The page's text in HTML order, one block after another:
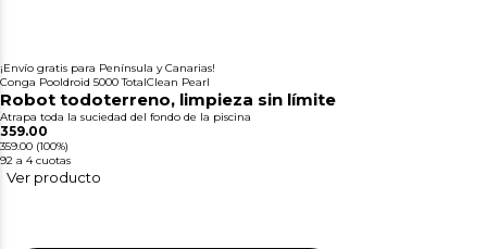
¡Envío gratis para Península y Canarias!
Conga Pooldroid 5000 TotalClean Pearl
Robot todoterreno, limpieza sin límite
Atrapa toda la suciedad del fondo de la piscina
359.00
359.00 (100%)
92 a 4 cuotas
Ver producto